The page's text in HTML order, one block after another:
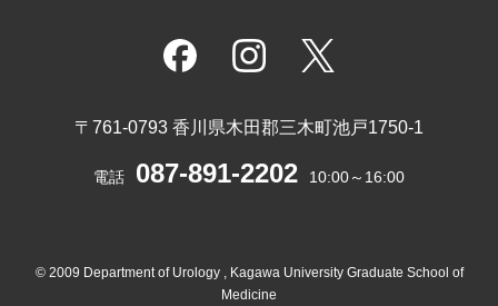
〒761-0793 香川県木田郡三木町池戸1750-1
電話 087-891-2202 10:00～16:00
© 2009 Department of Urology , Kagawa University Graduate School of
Medicine